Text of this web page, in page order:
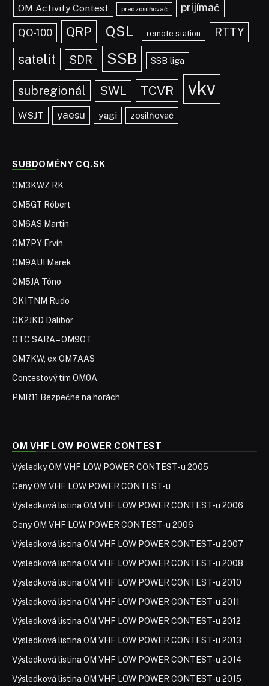
OM Activity Contest
predzosilňovač prijímač
QO-100 QRP QSL remote station RTTY
satelit SDR SSB SSB liga
subregionál SWL TCVR vkv
WSJT yaesu yagi zosilňovač
SUBDOMÉNY CQ.SK
OM3KWZ RK
OM5GT Róbert
OM6AS Martin
OM7PY Ervín
OM9AUI Marek
OM5JA Tóno
OK1TNM Rudo
OK2JKD Dalibor
OTC SARA – OM9OT
OM7KW, ex OM7AAS
Contestový tím OM0A
PMR11 Bezpečne na horách
OM VHF LOW POWER CONTEST
Výsledky OM VHF LOW POWER CONTEST-u 2005
Ceny OM VHF LOW POWER CONTEST-u
Výsledková listina OM VHF LOW POWER CONTEST-u 2006
Ceny OM VHF LOW POWER CONTEST-u 2006
Výsledková listina OM VHF LOW POWER CONTEST-u 2007
Výsledková listina OM VHF LOW POWER CONTEST-u 2008
Výsledková listina OM VHF LOW POWER CONTEST-u 2010
Výsledková listina OM VHF LOW POWER CONTEST-u 2011
Výsledková listina OM VHF LOW POWER CONTEST-u 2012
Výsledková listina OM VHF LOW POWER CONTEST-u 2013
Výsledková listina OM VHF LOW POWER CONTEST-u 2014
Výsledková listina OM VHF LOW POWER CONTEST-u 2015